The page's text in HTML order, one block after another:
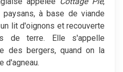
à base de viande
lit d'oignons et recouverte
de terre. Elle s'appelle
des bergers, quand on la
d'agneau.